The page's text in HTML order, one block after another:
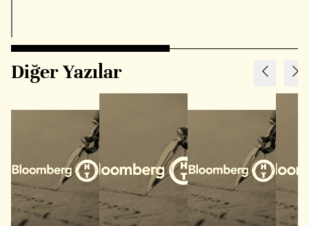
Diğer Yazılar